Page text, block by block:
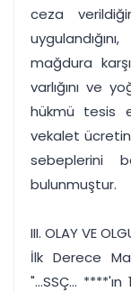
ceza
mağdura
varlığını ve
hükmü tesis
vekalet
sebeplerini
bulunmuştur.
III. OLAY VE
İlk Derece
"...SSÇ...